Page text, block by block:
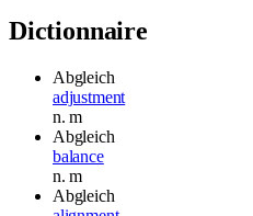
Dictionnaire
Abgleich
adjustment
n.m
Abgleich
balance
n.m
Abgleich